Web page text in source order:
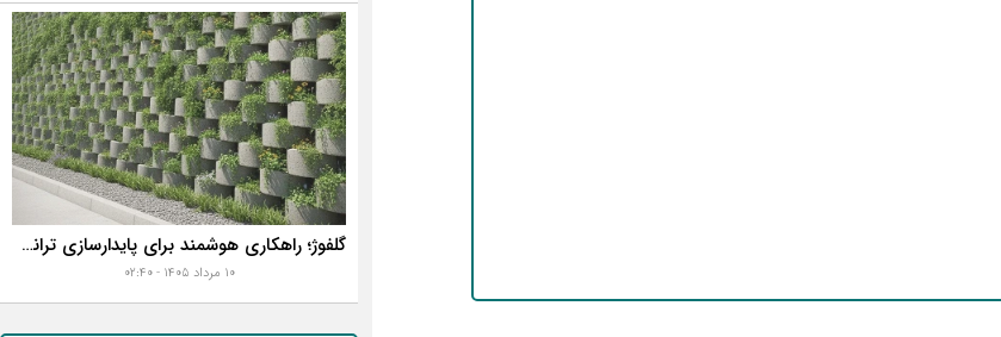
گلفوژ؛ راهکاری هوشمند برای پایدارسازی ترانشه، ساخت دیوار حائل و زیباسازی شهری
۱۰ مرداد ۱۴۰۵ - ۰۲:۴۰